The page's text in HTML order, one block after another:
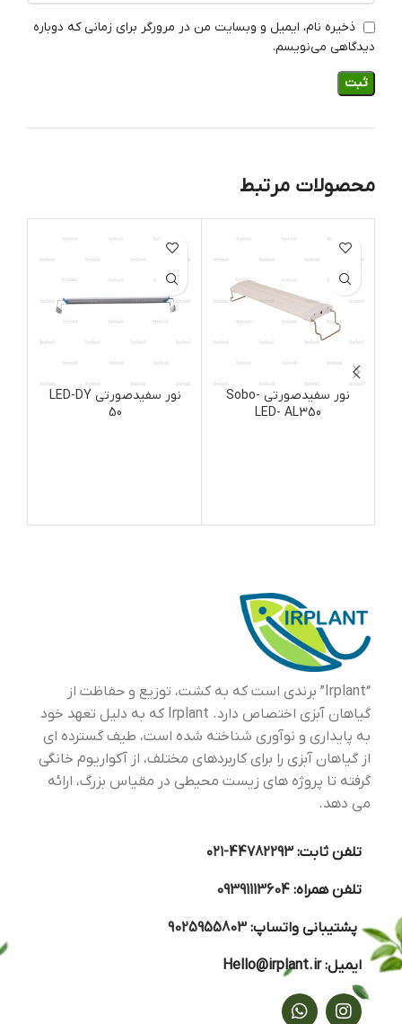
ذخیره نام، ایمیل و وبسایت من در مرورگر برای زمانی که دوباره
دیدگاهی می‌نویسم.
محصولات مرتبط
نور سفیدصورتی Sobo-
LED- AL350
نور سفیدصورتی LED-DY
50
“Irplant” برندی است که به کشت، توزیع و حفاظت از
گیاهان آبزی اختصاص دارد. Irplant که به دلیل تعهد خود
به پایداری و نوآوری شناخته شده است، طیف گسترده ای
از گیاهان آبزی را برای کاربردهای مختلف، از آکواریوم خانگی
گرفته تا پروژه های زیست محیطی در مقیاس بزرگ، ارائه
می دهد.
تلفن ثابت:44782293-۰۲۱
تلفن همراه:09391113604
پشتیبانی واتساپ:9025955803
ایمیل:Hello@irplant.ir